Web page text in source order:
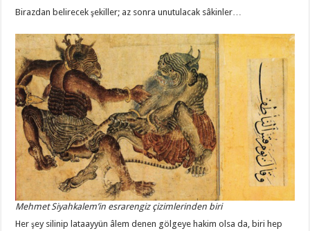
Birazdan belirecek şekiller; az sonra unutulacak sâkinler…
Mehmet Siyahkalem’in esrarengiz çizimlerinden biri
Her şey silinip lataayyün âlem denen gölgeye hakim olsa da, biri hep